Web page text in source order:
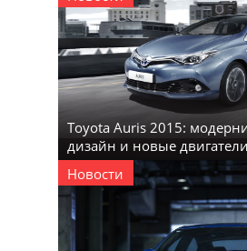
Toyota Auris 2015:
дизайн и новые двигатели
Новости